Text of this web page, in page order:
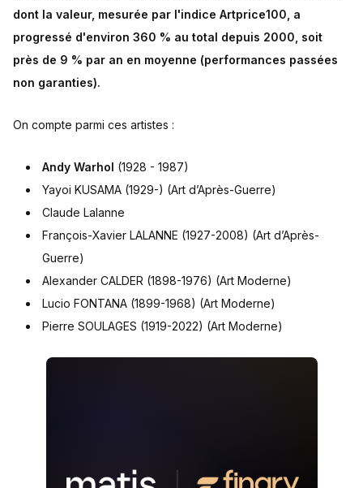
dont la valeur, mesurée par l'indice Artprice100, a
progressé d'environ 360 % au total depuis 2000, soit
près de 9 % par an en moyenne (performances passées
non garanties).
On compte parmi ces artistes :
Andy Warhol (1928 - 1987)
Yayoi KUSAMA (1929-) (Art d’Après-Guerre)
Claude Lalanne
François-Xavier LALANNE (1927-2008) (Art d’Après-
Guerre)
Alexander CALDER (1898-1976) (Art Moderne)
Lucio FONTANA (1899-1968) (Art Moderne)
Pierre SOULAGES (1919-2022) (Art Moderne)